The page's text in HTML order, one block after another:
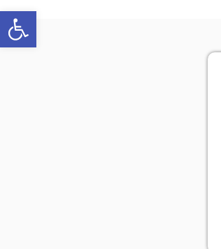
Abrir a barra de ferramentas